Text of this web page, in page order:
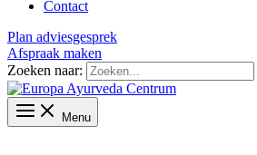
Contact
Plan adviesgesprek
Afspraak maken
Zoeken naar:
Menu